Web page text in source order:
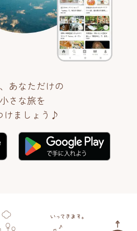
あなただけの
小さな旅を
けましょう♪